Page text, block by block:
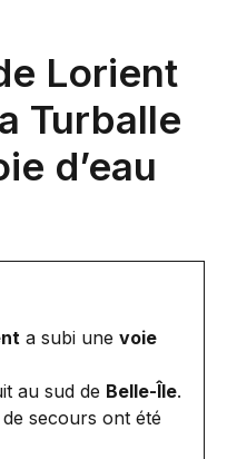
Lorient
Turballe
d’eau
a subi une voie
au sud de Belle-Île.
de secours ont été